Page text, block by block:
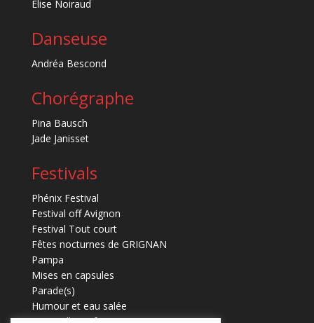
Élise Noiraud
Danseuse
Andréa Bescond
Chorégraphe
Pina Bausch
Jade Janisset
Festivals
Phénix Festival
Festival off Avignon
Festival Tout court
Fêtes nocturnes de GRIGNAN
Pampa
Mises en capsules
Parade(s)
Humour et eau salée